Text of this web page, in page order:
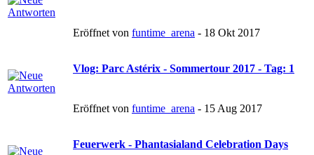
Eröffnet von funtime_arena - 18 Okt 2017
Vlog: Parc Astérix - Sommertour 2017 - Tag: 1
Eröffnet von funtime_arena - 15 Aug 2017
Feuerwerk - Phantasialand Celebration Days